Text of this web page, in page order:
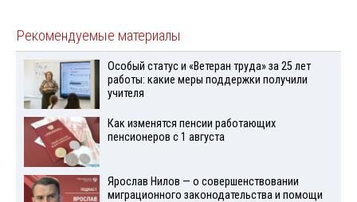
Рекомендуемые материалы
Особый статус и «Ветеран труда» за 25 лет
работы: какие меры поддержки получили
учителя
Как изменятся пенсии работающих
пенсионеров с 1 августа
Ярослав Нилов — о совершенствовании
миграционного законодательства и помощи